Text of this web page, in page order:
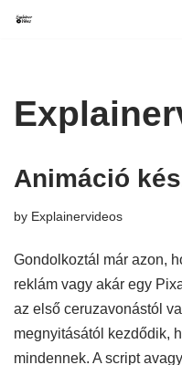
content
Animáció
by Explainervideos
Gondolkoztál már azon,
reklám vagy akár egy
az első ceruzavonástól
megnyitásától kezdődik,
mindennek. A script